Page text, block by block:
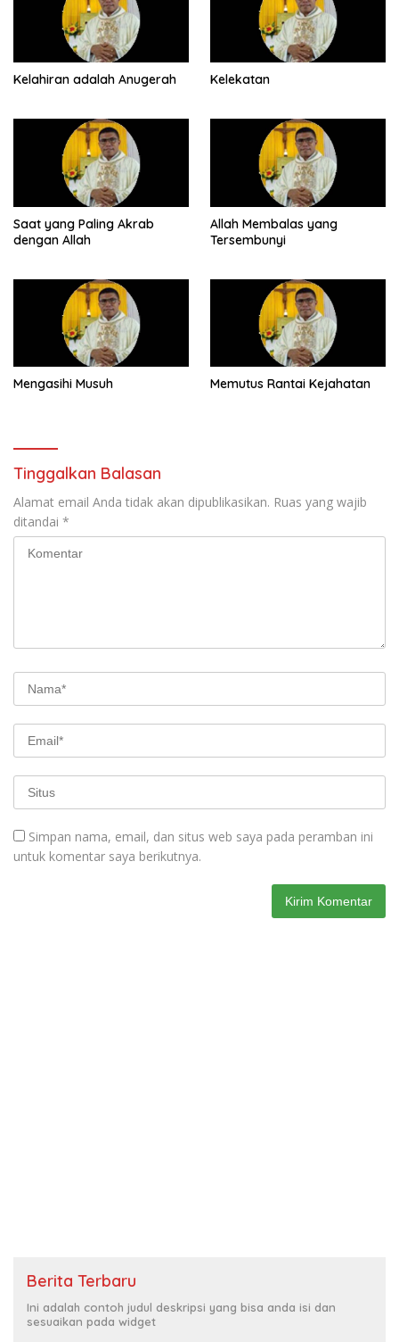
Kelahiran adalah Anugerah Kelekatan
Saat yang Paling Akrab
dengan Allah
Allah Membalas yang
Tersembunyi
Mengasihi Musuh Memutus Rantai Kejahatan
Tinggalkan Balasan
Alamat email Anda tidak akan dipublikasikan. Ruas yang wajib
ditandai *
Simpan nama, email, dan situs web saya pada peramban ini
untuk komentar saya berikutnya.
Berita Terbaru
Ini adalah contoh judul deskripsi yang bisa anda isi dan
sesuaikan pada widget